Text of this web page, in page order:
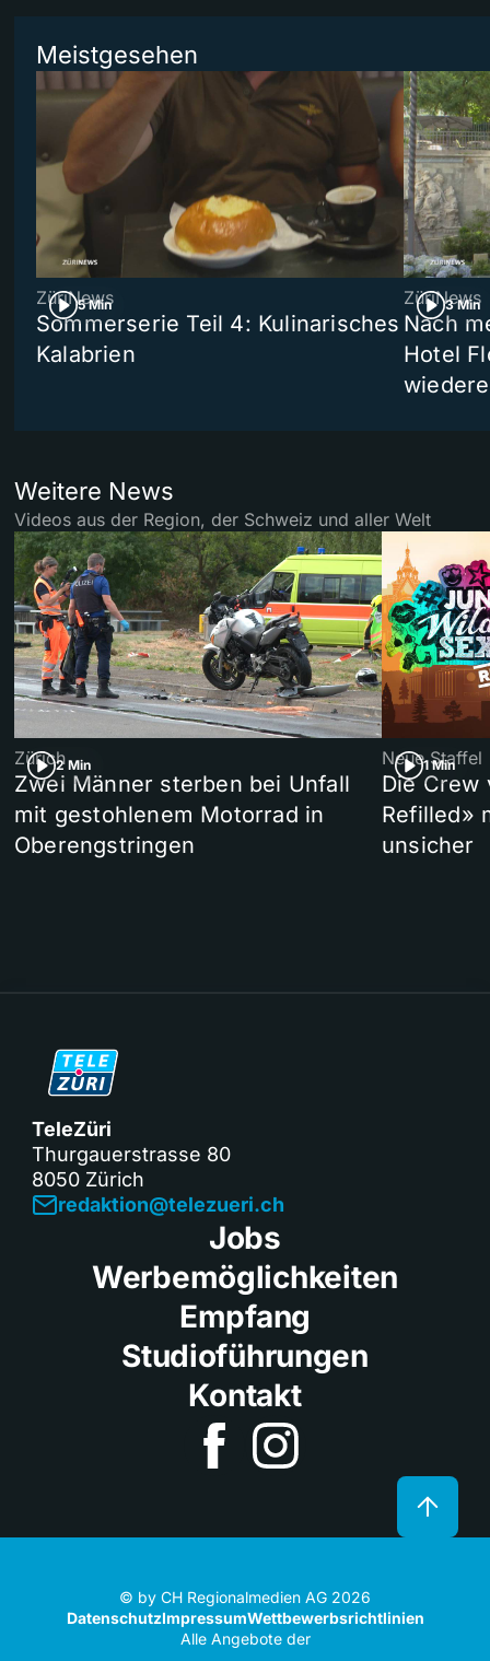
Meistgesehen
5 Min
ZüriNews
Sommerserie Teil 4: Kulinarisches
Kalabrien
3 Min
ZüriNews
Nach
Hotel
Weitere News
Videos aus der Region, der Schweiz und aller Welt
2 Min
Zürich
Zwei Männer sterben bei Unfall
mit gestohlenem Motorrad in
Oberengstringen
1 Min
Neue Staffel
Die Crew
Refilled»
unsicher
TeleZüri
Thurgauerstrasse 80
8050 Zürich
redaktion@telezueri.ch
Jobs
Werbemöglichkeiten
Empfang
Studioführungen
Kontakt
© by CH Regionalmedien AG 2026
DatenschutzImpressumWettbewerbsrichtlinien
Alle Angebote der